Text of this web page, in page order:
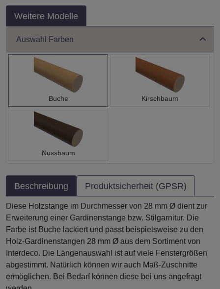
Weitere Modelle
Auswahl Farben
Buche Kirschbaum
Nussbaum
Beschreibung Produktsicherheit (GPSR)
Diese Holzstange im Durchmesser von 28 mm Ø dient zur
Erweiterung einer Gardinenstange bzw. Stilgarnitur. Die
Farbe ist Buche lackiert und passt beispielsweise zu den
Holz-Gardinenstangen 28 mm Ø aus dem Sortiment von
Interdeco. Die Längenauswahl ist auf viele Fenstergrößen
abgestimmt. Natürlich können wir auch Maß-Zuschnitte
ermöglichen. Bei Bedarf können diese bei uns angefragt